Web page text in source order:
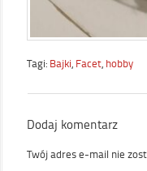
Tagi: Bajki Facet hobby
Dodaj komentarz
Twój adres e-mail nie